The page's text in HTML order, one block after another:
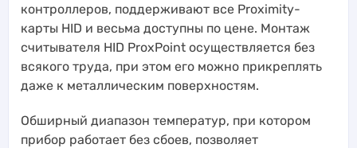
контроллеров, поддерживают все Proximity-
карты HID и весьма доступны по цене. Монтаж
считывателя HID ProxPoint осуществляется без
всякого труда, при этом его можно прикреплять
даже к металлическим поверхностям.
Обширный диапазон температур, при котором
прибор работает без сбоев, позволяет